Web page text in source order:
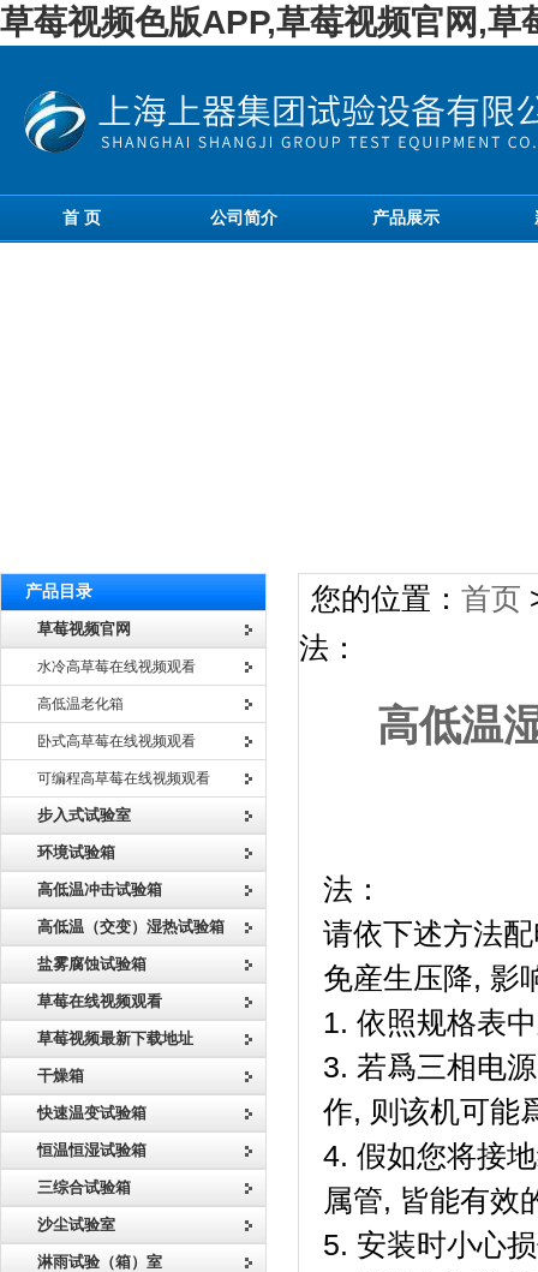
草莓视频色版APP,草莓视频官网,
首 页 公司简介 产品展示
产品目录
草莓视频官网
水冷高草莓在线视频观看
高低温老化箱
卧式高草莓在线视频观看
可编程高草莓在线视频观看
步入式试验室
环境试验箱
高低温冲击试验箱
高低温（交变）湿热试验箱
盐雾腐蚀试验箱
草莓在线视频观看
草莓视频最新下载地址
干燥箱
快速温变试验箱
恒温恒湿试验箱
三综合试验箱
沙尘试验室
淋雨试验（箱）室
您的位置： 首页
法：
高低温湿
法：
请依下述方法
免産生压降, 影
1. 依照规格表
3. 若爲三相电
作, 则该机可能
4. 假如您将接
属管, 皆能有效
5. 安装时小心